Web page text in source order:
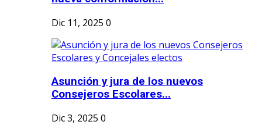
Dic 11, 2025 0
Asunción y jura de los nuevos
Consejeros Escolares...
Dic 3, 2025 0